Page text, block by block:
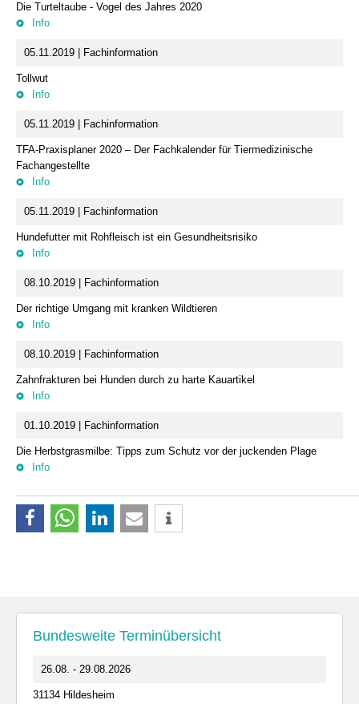
Die Turteltaube - Vogel des Jahres 2020
Info
05.11.2019 | Fachinformation
Tollwut
Info
05.11.2019 | Fachinformation
TFA-Praxisplaner 2020 – Der Fachkalender für Tiermedizinische
Fachangestellte
Info
05.11.2019 | Fachinformation
Hundefutter mit Rohfleisch ist ein Gesundheitsrisiko
Info
08.10.2019 | Fachinformation
Der richtige Umgang mit kranken Wildtieren
Info
08.10.2019 | Fachinformation
Zahnfrakturen bei Hunden durch zu harte Kauartikel
Info
01.10.2019 | Fachinformation
Die Herbstgrasmilbe: Tipps zum Schutz vor der juckenden Plage
Info
Bundesweite Terminübersicht
26.08. - 29.08.2026
31134 Hildesheim